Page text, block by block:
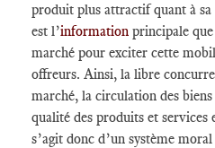
produit plus attractif quant à
est l’information principale
marché pour exciter cette
offreurs. Ainsi, la libre
marché, la circulation des
qualité des produits et services
s’agit donc d’un système